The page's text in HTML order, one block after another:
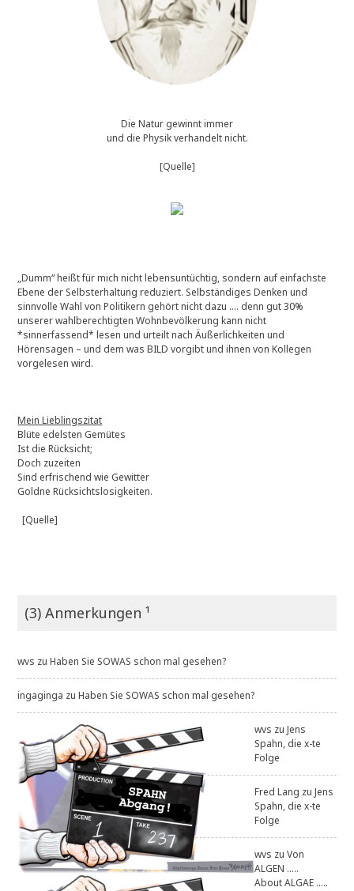
Die Natur gewinnt immer
und die Physik verhandelt nicht.
[Quelle]
„Dumm“ heißt für mich nicht lebensuntüchtig, sondern auf einfachste
Ebene der Selbsterhaltung reduziert. Selbständiges Denken und
sinnvolle Wahl von Politikern gehört nicht dazu …. denn gut 30%
unserer wahlberechtigten Wohnbevölkerung kann nicht
*sinnerfassend* lesen und urteilt nach Äußerlichkeiten und
Hörensagen – und dem was BILD vorgibt und ihnen von Kollegen
vorgelesen wird.
Mein Lieblingszitat
Blüte edelsten Gemütes
Ist die Rücksicht;
Doch zuzeiten
Sind erfrischend wie Gewitter
Goldne Rücksichtslosigkeiten.
[Quelle]
(3) Anmerkungen ¹
wvs zuHaben Sie SOWAS schon mal gesehen?
ingaginga zuHaben Sie SOWAS schon mal gesehen?
wvs zuJens
Spahn, die x-te
Folge
Fred Lang zuJens
Spahn, die x-te
Folge
wvs zuVon
ALGEN .....
About ALGAE .....